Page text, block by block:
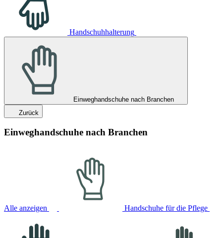
Handschuhhalterung
Einweghandschuhe nach Branchen
Zurück
Einweghandschuhe nach Branchen
Alle anzeigen Handschuhe für die Pflege